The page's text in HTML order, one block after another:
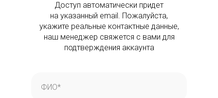
Доступ автоматически придет
на указанный email. Пожалуйста,
укажите реальные контактные данные,
наш менеджер свяжется с вами для
подтверждения аккаунта